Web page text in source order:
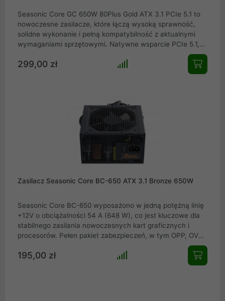
Seasonic Core GC 650W 80Plus Gold ATX 3.1 PCIe 5.1 to
nowoczesne zasilacze, które łączą wysoką sprawność,
solidne wykonanie i pełną kompatybilność z aktualnymi
wymaganiami sprzętowymi. Natywne wsparcie PCIe 5.1,
standard ATX 3.1, cicha praca czynią z nich bezpieczny i
przyszłościowy wybór dla użytkowników, którzy oczekują
299,00 zł
Zasilacz Seasonic Core BC-650 ATX 3.1 Bronze 650W
Seasonic Core BC-650 wyposażono w jedną potężną linię
+12V o obciążalności 54 A (648 W), co jest kluczowe dla
stabilnego zasilania nowoczesnych kart graficznych i
procesorów. Pełen pakiet zabezpieczeń, w tym OPP, OVP,
OCP i SCP, chroni wszystkie podłączone komponenty
przed awariami. Cichy 120 mm wentylator z inteligentną
kontrolą obrotów gwarantuje optymalne chłodzenie przy
195,00 zł